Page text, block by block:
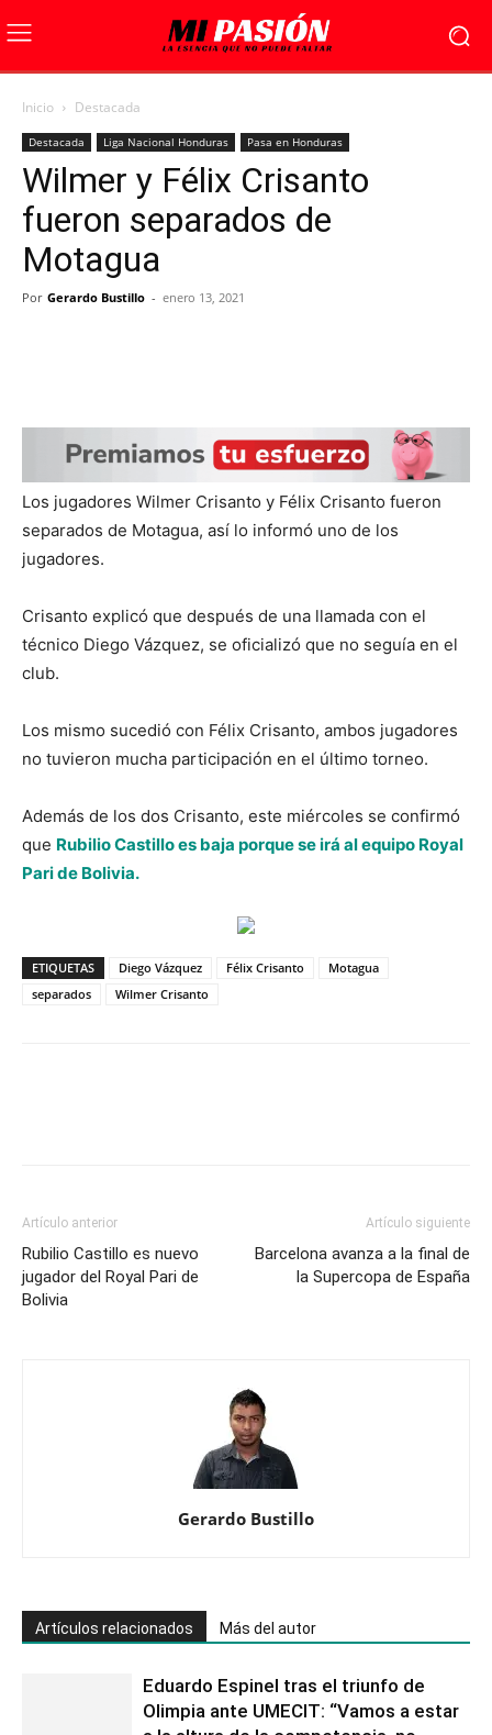
Inicio Destacada
Destacada Liga Nacional Honduras Pasa en Honduras
Wilmer y Félix Crisanto
fueron separados de
Motagua
Por Gerardo Bustillo - enero 13, 2021
Los jugadores Wilmer Crisanto y Félix Crisanto fueron
separados de Motagua, así lo informó uno de los
jugadores.
Crisanto explicó que después de una llamada con el
técnico Diego Vázquez, se oficializó que no seguía en el
club.
Los mismo sucedió con Félix Crisanto, ambos jugadores
no tuvieron mucha participación en el último torneo.
Además de los dos Crisanto, este miércoles se confirmó
que Rubilio Castillo es baja porque se irá al equipo Royal
Pari de Bolivia.
ETIQUETAS Diego Vázquez Félix Crisanto
Motagua
separados
Wilmer Crisanto
Artículo anterior
Rubilio Castillo es nuevo
jugador del Royal Pari de
Bolivia
Artículo siguiente
Barcelona avanza a la final de
la Supercopa de España
Gerardo Bustillo
Artículos relacionados Más del autor
Eduardo Espinel tras el triunfo de
Olimpia ante UMECIT: “Vamos a estar